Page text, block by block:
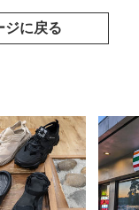
ジに戻る